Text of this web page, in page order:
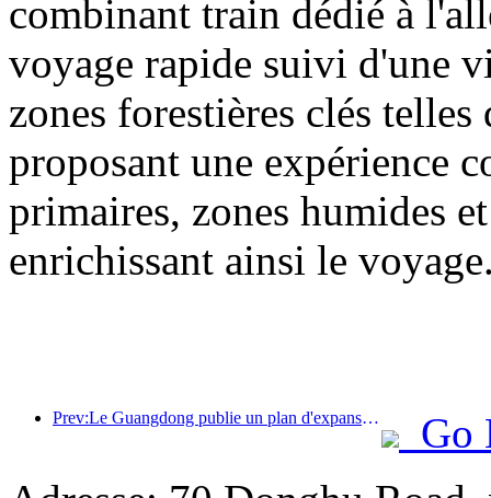
combinant train dédié à
voyage rapide suivi d'une
zones forestières clés
proposant une expérience
primaires, zones humides
enrichissant ainsi le
Prev:Le Guangdong publie un plan d'expansion des capacités du secteur des services pour faire de la région de la Grande Baie une destination touristique de classe mondiale.
Go